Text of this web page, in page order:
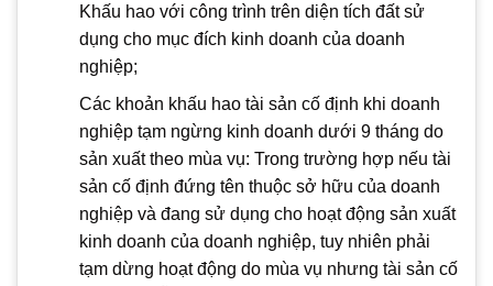
Khấu hao với công trình trên diện tích đất sử
dụng cho mục đích kinh doanh của doanh
nghiệp;
Các khoản khấu hao tài sản cố định khi doanh
nghiệp tạm ngừng kinh doanh dưới 9 tháng do
sản xuất theo mùa vụ: Trong trường hợp nếu tài
sản cố định đứng tên thuộc sở hữu của doanh
nghiệp và đang sử dụng cho hoạt động sản xuất
kinh doanh của doanh nghiệp, tuy nhiên phải
tạm dừng hoạt động do mùa vụ nhưng tài sản cố